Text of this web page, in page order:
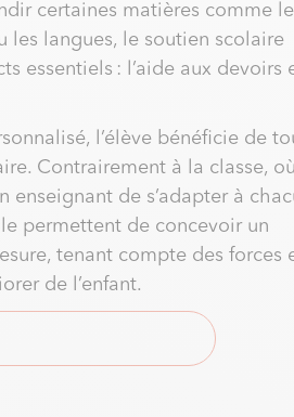
certaines matières comme
les langues, le soutien scolaire
essentiels : l’aide aux devoirs
l’élève bénéficie de
Contrairement à la classe,
enseignant de s’adapter à
permettent de concevoir un
tenant compte des forces
de l’enfant.